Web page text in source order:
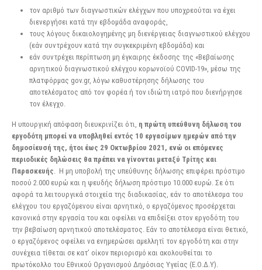
τον αριθμό των διαγνωστικών ελέγχων που υποχρεούται να έχει
διενεργήσει κατά την εβδομάδα αναφοράς,
τους λόγους δικαιολογημένης μη διενέργειας διαγνωστικού ελέγχου
(εάν συντρέχουν κατά την συγκεκριμένη εβδομάδα) και
εάν συντρέχει περίπτωση μη έγκαιρης έκδοσης της «Βεβαίωσης
αρνητικού διαγνωστικού ελέγχου κορωνοϊού COVID-19», μέσω της
πλατφόρμας gov.gr, λόγω καθυστέρησης δήλωσης του
αποτελέσματος από τον φορέα ή τον ιδιώτη ιατρό που διενήργησε
τον έλεγχο.
Η υπουργική απόφαση διευκρινίζει ότι, η πρώτη υπεύθυνη δήλωση του
εργοδότη μπορεί να υποβληθεί εντός 10 εργασίμων ημερών από την
δημοσίευσή της, ήτοι έως 29 Οκτωβρίου 2021, ενώ οι επόμενες
περιοδικές δηλώσεις θα πρέπει να γίνονται μεταξύ Τρίτης και
Παρασκευής. Η μη υποβολή της υπεύθυνης δήλωσης επιφέρει πρόστιμο
ποσού 2.000 ευρώ και η ψευδής δήλωση πρόστιμο 10.000 ευρώ. Σε ότι
αφορά τα λειτουργικά στοιχεία της διαδικασίας, εάν το αποτέλεσμα του
ελέγχου του εργαζόμενου είναι αρνητικό, ο εργαζόμενος προσέρχεται
κανονικά στην εργασία του και οφείλει να επιδείξει στον εργοδότη του
την βεβαίωση αρνητικού αποτελέσματος. Εάν το αποτέλεσμα είναι θετικό,
ο εργαζόμενος οφείλει να ενημερώσει αμελλητί τον εργοδότη και στην
συνέχεια τίθεται σε κατ’ οίκον περιορισμό και ακολουθείται το
πρωτόκολλο του Εθνικού Οργανισμού Δημόσιας Υγείας (Ε.Ο.Δ.Υ).